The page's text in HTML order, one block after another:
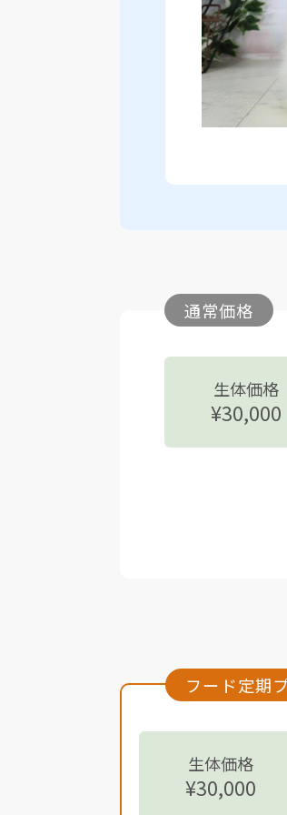
通常価格
生体価格
¥30,000
フード定期
生体価格
¥30,000